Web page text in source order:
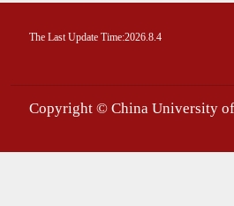
The Last Update Time:2026.8.4
Copyright © China University of